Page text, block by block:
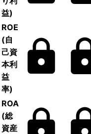
益)
ROE
(自
己資
本利
益
率)
ROA
(総
資産